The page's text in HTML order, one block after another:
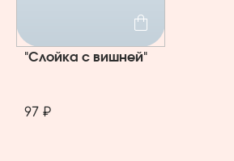
"Слойка с вишней"
97 ₽